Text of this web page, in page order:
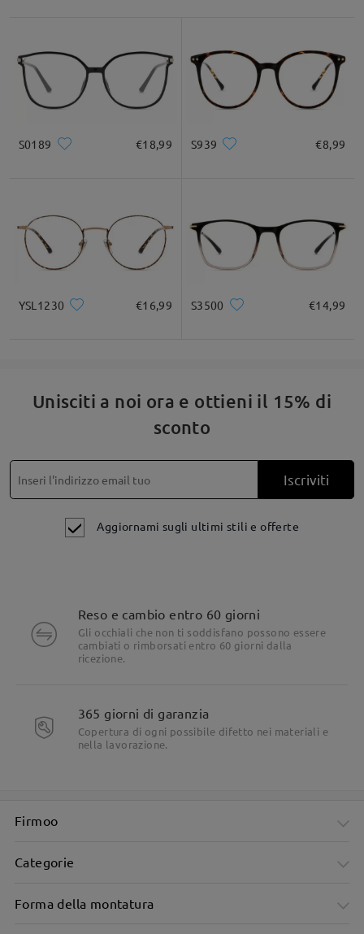
S0189 €18,99 S939 €8,99
YSL1230 €16,99 S3500 €14,99
Unisciti a noi ora e ottieni il 15% di
sconto
Iscriviti
Aggiornami sugli ultimi stili e offerte
Reso e cambio entro 60 giorni
Gli occhiali che non ti soddisfano possono essere
cambiati o rimborsati entro 60 giorni dalla
ricezione.
365 giorni di garanzia
Copertura di ogni possibile difetto nei materiali e
nella lavorazione.
Firmoo
Categorie
Forma della montatura